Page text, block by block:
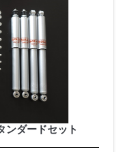
ンダードセット